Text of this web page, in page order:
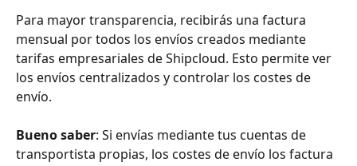
Para mayor transparencia, recibirás una factura
mensual por todos los envíos creados mediante
tarifas empresariales de Shipcloud. Esto permite ver
los envíos centralizados y controlar los costes de
envío.
Bueno saber: Si envías mediante tus cuentas de
transportista propias, los costes de envío los factura